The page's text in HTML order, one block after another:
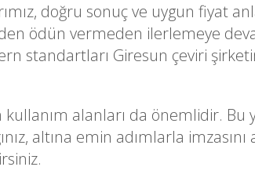
doğru sonuç ve uygun fiyat
ödün vermeden ilerlemeye
standartları Giresun çeviri
alanları da önemlidir. Bu
altına emin adımlarla